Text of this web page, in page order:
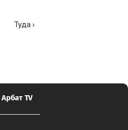
Туда ›
Арбат TV